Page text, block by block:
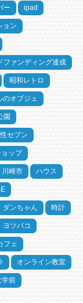
ー ipad
ョン
ファンディング達成
昭和レトロ
のオブジェ
園
セブン
ップ
川崎市 ハウス
ダンちゃん 時計
ヨツバコ
フェ
オンライン教室
学前